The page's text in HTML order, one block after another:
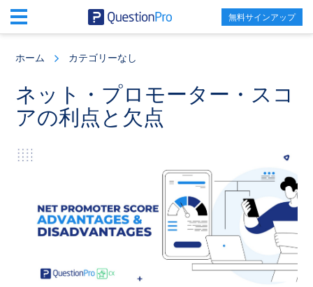
content
sidebar
無料サインアップ
ホーム カテゴリーなし
ネット・プロモーター・スコ
アの利点と欠点